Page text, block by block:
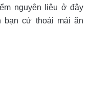
nguyên liệu ở đây
bạn cứ thoải mái ăn